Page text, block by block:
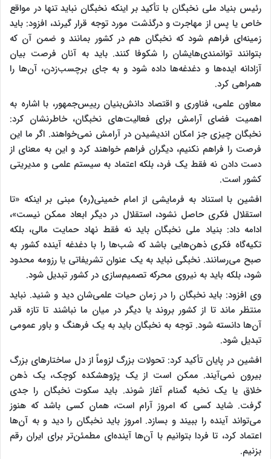
رئیس بنیاد ملی نخبگان با تأکید بر اینکه نخبگان نباید تنها در مواقع
خاص یا پس از مهاجرت و درگذشت مورد توجه قرار گیرند، افزود: باید
زمینه‌ای فراهم شود که نخبگان هم در کشور بمانند و ضمن آن که
بتوانند توانمندی‌هایشان را شکوفا کنند. باید به آنان فرصت بیان
آزادانه ایده‌ها و دغدغه‌ها داده شود و به جای برچسب‌زدن، آن‌ها را
همراهی کرد.
معاون علمی، فناوری و اقتصاد دانش‌بنیان رییس‌جمهور، با اشاره به
اهمیت فضای آرامش برای فعالیت‌های نخبگان، خاطرنشان کرد:
نخبگان چیزی جز امکان اندیشیدن در آرامش نمی‌خواهند. اگر ما این
فرصت را فراهم نکنیم، دیگران فراهم خواهند کرد و این به معنای از
دست دادن نه‌ فقط یک فرد، بلکه اعتماد به سیستم علمی و مدیریتی
کشور است.
افشین با استناد به فرمایشی از امام خمینی(ره) مبنی بر اینکه «تا
استقلال فکری حاصل نشود، استقلال در دیگر ابعاد ممکن نیست»،
ادامه داد: بنیاد ملی نخبگان باید نه‌ فقط نهاد حمایت مالی، بلکه
تکیه‌گاه فکری ذهن‌هایی باشد که شب‌ها را با دغدغه آینده کشور به
صبح می‌رسانند. نخبگی نباید به یک عنوان تشریفاتی یا رزومه محدود
شود، بلکه باید به نیروی محرکه تصمیم‌سازی در کشور تبدیل شود.
وی افزود: باید نخبگان را در زمان حیات علمی‌شان دید و شنید. نباید
منتظر ماند تا از کشور بروند یا دیگر در میان ما نباشند تا تازه قدر
آن‌ها دانسته شود. توجه به نخبگان باید به یک فرهنگ و باور عمومی
تبدیل شود.
افشین در پایان تأکید کرد: تحولات بزرگ لزوماً از دل ساختارهای بزرگ
بیرون نمی‌آیند. ممکن است از یک پژوهشکده کوچک، یک ذهن
خلاق یا یک نخبه گمنام آغاز شوند. باید سکوت نخبگان را جدی
گرفت. شاید کسی که امروز آرام است، همان کسی باشد که هنوز
می‌تواند آینده را ببیند و بسازد. امروز باید نخبگان را دید و به آن‌ها
اعتماد کرد، تا فردا بتوانیم با آن‌ها آینده‌ای مطمئن‌تر برای ایران رقم
بزنیم.